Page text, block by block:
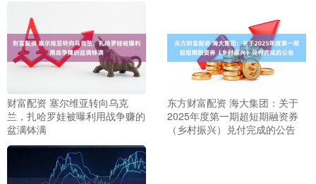
财富配资 塞尔维亚转向乌克
兰，扎哈罗娃被曝利用战争赚的
盆满钵满
东方财富配资 海大集团：关于
2025年度第一期超短期融资券
（乡村振兴）兑付完成的公告